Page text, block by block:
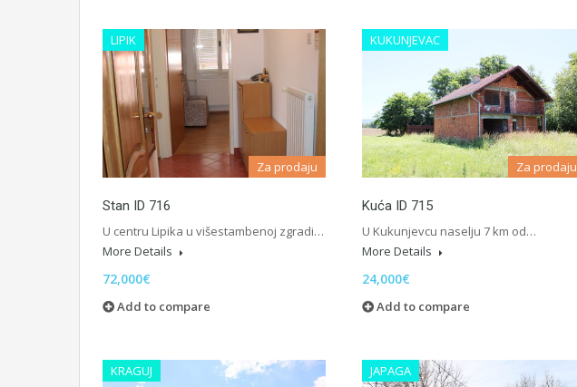
LIPIK
Za prodaju
Stan ID 716
U centru Lipika u višestambenoj zgradi…
More Details
72,000€
Add to compare
KUKUNJEVAC
Za prodaju
Kuća ID 715
U Kukunjevcu naselju 7 km od…
More Details
24,000€
Add to compare
KRAGUJ JAPAGA